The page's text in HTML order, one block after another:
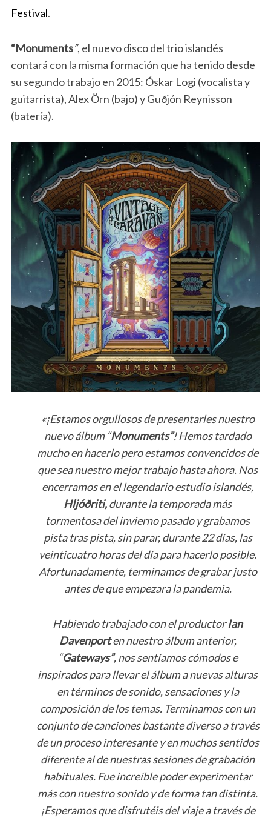
Festival.
“Monuments”, el nuevo disco del trio islandés
contará con la misma formación que ha tenido desde
su segundo trabajo en 2015: Óskar Logi (vocalista y
guitarrista), Alex Örn (bajo) y Guðjón Reynisson
(batería).
«¡Estamos orgullosos de presentarles nuestro
nuevo álbum “Monuments”! Hemos tardado
mucho en hacerlo pero estamos convencidos de
que sea nuestro mejor trabajo hasta ahora. Nos
encerramos en el legendario estudio islandés,
Hljóðriti,durante la temporada más
tormentosa del invierno pasado y grabamos
pista tras pista, sin parar, durante 22 días, las
veinticuatro horas del día para hacerlo posible.
Afortunadamente, terminamos de grabar justo
antes de que empezara la pandemia.
Habiendo trabajado con el productorIan
Davenporten nuestro álbum anterior,
“Gateways”, nos sentíamos cómodos e
inspirados para llevar el álbum a nuevas alturas
en términos de sonido, sensaciones y la
composición de los temas. Terminamos con un
conjunto de canciones bastante diverso a través
de un proceso interesante y en muchos sentidos
diferente al de nuestras sesiones de grabación
habituales. Fue increíble poder experimentar
más con nuestro sonido y de forma tan distinta.
¡Esperamos que disfrutéis del viaje a través de